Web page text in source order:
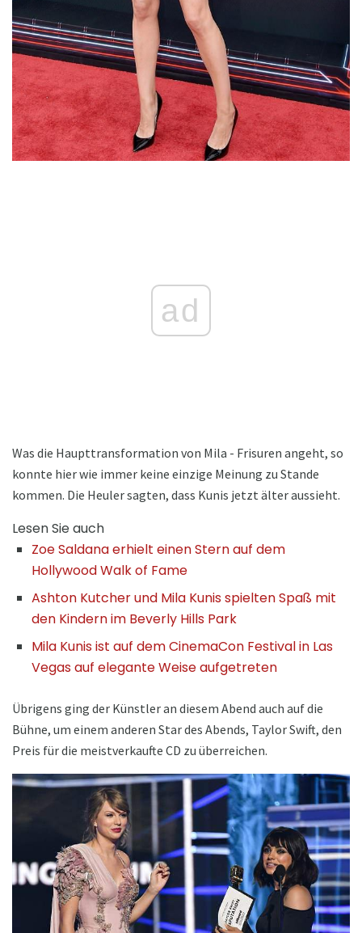
ad
Was die Haupttransformation von Mila - Frisuren angeht, so
konnte hier wie immer keine einzige Meinung zu Stande
kommen. Die Heuler sagten, dass Kunis jetzt älter aussieht.
Lesen Sie auch
Zoe Saldana erhielt einen Stern auf dem
Hollywood Walk of Fame
Ashton Kutcher und Mila Kunis spielten Spaß mit
den Kindern im Beverly Hills Park
Mila Kunis ist auf dem CinemaCon Festival in Las
Vegas auf elegante Weise aufgetreten
Übrigens ging der Künstler an diesem Abend auch auf die
Bühne, um einem anderen Star des Abends, Taylor Swift, den
Preis für die meistverkaufte CD zu überreichen.